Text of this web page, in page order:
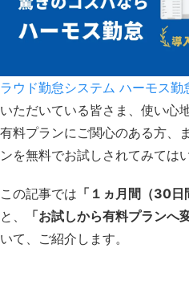
ラウド勤怠システム ハーモス勤
いただいている皆さま、使い心
有料プランにご関心のある方、
ンを無料でお試しされてみては
この記事では 「１ヵ月間（30日
と、
「お試しから有料プランへ
いて、ご紹介します。